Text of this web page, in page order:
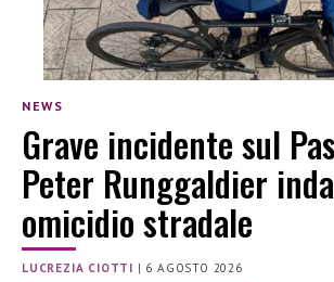
NEWS
Grave incidente sul
Peter Runggaldier
omicidio stradale
LUCREZIA CIOTTI | 6 AGOSTO 2026